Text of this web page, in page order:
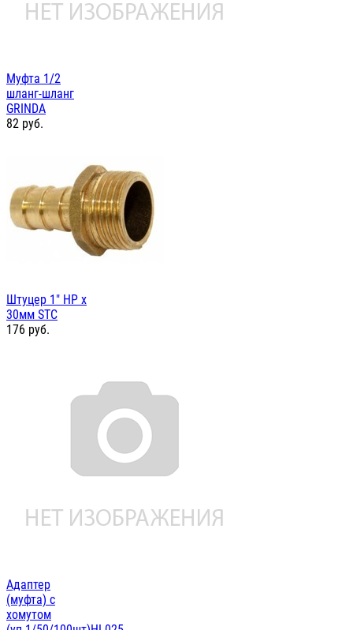
Муфта 1/2
шланг-шланг
GRINDA
82 руб.
Штуцер 1" НР х
30мм STC
176 руб.
Адаптер
(муфта) с
хомутом